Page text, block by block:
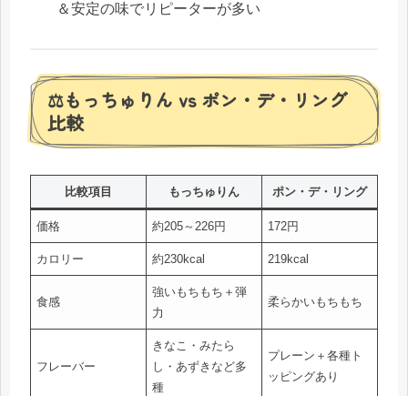
＆安定の味でリピーターが多い
⚖️もっちゅりん vs ポン・デ・リング
比較
比較項目 もっちゅりん ポン・デ・リング
価格 約205～226円 172円
カロリー 約230kcal 219kcal
食感
強いもちもち＋弾
力
柔らかいもちもち
フレーバー
きなこ・みたら
し・あずきなど多
種
プレーン＋各種ト
ッピングあり